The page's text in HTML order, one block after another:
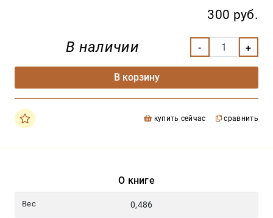
300 руб.
В наличии
В корзину
купить сейчас сравнить
О книге
Вес 0,486